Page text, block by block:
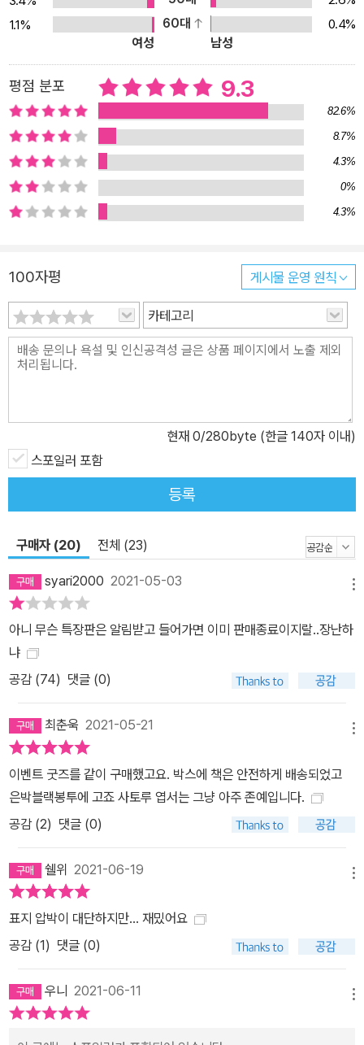
1.1%
60대
0.4%
여성
남성
평점 분포 9.3
82.6%
8.7%
4.3%
0%
4.3%
100자평 게시물 운영 원칙
카테고리
현재 0/280byte (한글 140자 이내)
스포일러 포함
등록
구매자 (20) 전체 (23)
syari2000 2021-05-03
아니 무슨 특장판은 알림받고 들어가면 이미 판매종료이지랄..장난하
냐
공감 (74) 댓글 (0)
최춘욱 2021-05-21
이벤트 굿즈를 같이 구매했고요. 박스에 책은 안전하게 배송되었고
은박블랙봉투에 고죠 사토루 엽서는 그냥 아주 존예입니다.
공감 (2) 댓글 (0)
쉘위 2021-06-19
표지 압박이 대단하지만... 재밌어요
공감 (1) 댓글 (0)
우니 2021-06-11